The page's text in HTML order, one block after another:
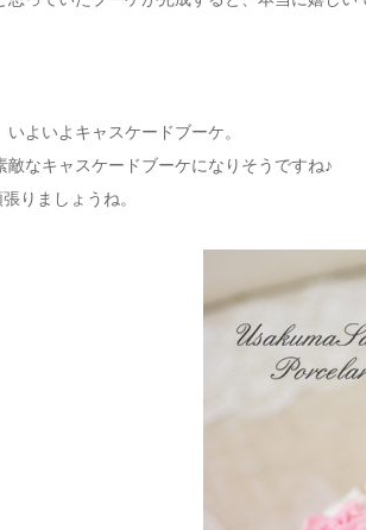
いよいよキャスケードブーケ。
敵なキャスケードブーケになりそうですね♪
りましょうね。